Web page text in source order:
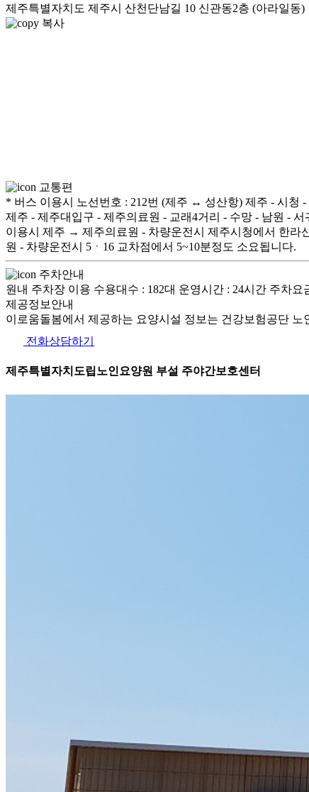
제주특별자치도 제주시 산천단남길 10 신관동2층 (아라일동)
복사
교통편
* 버스 이용시 노선번호 : 212번 (제주 ↔ 성산항) 제주 - 시청
제주 - 제주대입구 - 제주의료원 - 교래4거리 - 수망 - 남원 -
이용시 제주 → 제주의료원 - 차량운전시 제주시청에서 한라
원 - 차량운전시 5ㆍ16 교차점에서 5~10분정도 소요됩니다.
주차안내
원내 주차장 이용 수용대수 : 182대 운영시간 : 24시간 주차요
제공정보안내
이로움돌봄에서 제공하는 요양시설 정보는 건강보험공단
전화상담하기
제주특별자치도립노인요양원 부설 주야간보호센터